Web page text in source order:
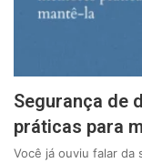
Segurança de
práticas para
Você já ouviu falar da